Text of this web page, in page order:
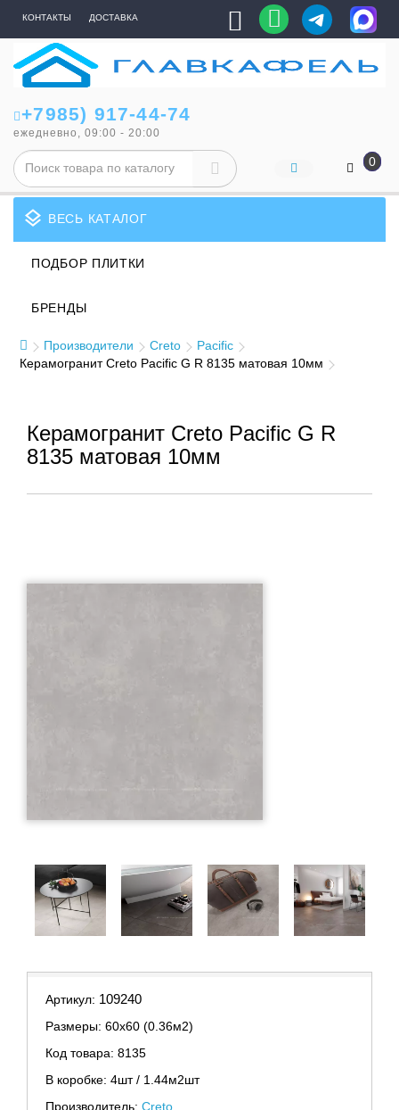
КОНТАКТЫ ДОСТАВКА
+7985) 917-44-74
ежедневно, 09:00 - 20:00
0
layers ВЕСЬ КАТАЛОГ
ПОДБОР ПЛИТКИ
БРЕНДЫ
Производители Creto
Pacific
Керамогранит Creto Pacific G R 8135 матовая 10мм
Керамогранит Creto Pacific G R
8135 матовая 10мм
Артикул: 109240
Размеры: 60х60 (0.36м2)
Код товара: 8135
В коробке: 4шт / 1.44м2шт
Производитель: Creto